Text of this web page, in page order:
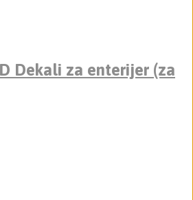
Dekali za enterijer (za